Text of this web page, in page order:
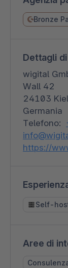
Bronze
Dettagli
wigital
Wall 42
24103 Kiel
Germania
Telefono:
https://
Self-
Aree di